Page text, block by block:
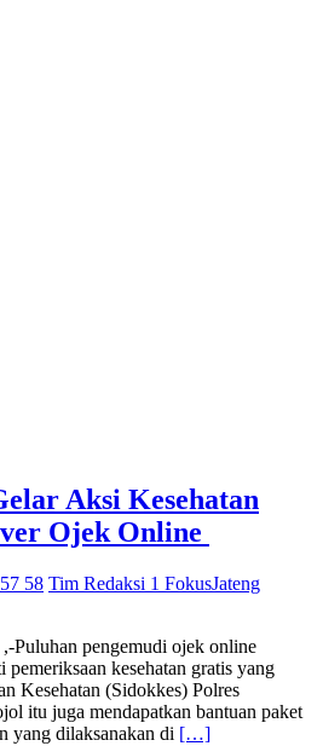
Aksi Kesehatan
Ojek Online
58 Tim Redaksi 1 FokusJateng
pengemudi ojek online
kesehatan gratis yang
Kesehatan (Sidokkes) Polres
itu juga mendapatkan bantuan paket
yang dilaksanakan di […]